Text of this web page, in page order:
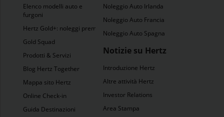
Elenco modelli auto e
furgoni
Hertz Gold+: noleggi premio
Gold Squad
Prodotti & Servizi
Blog Hertz Together
Mappa sito Hertz
Online Check-in
Guida Destinazioni
Noleggio Auto Irlanda
Noleggio Auto Francia
Noleggio Auto Spagna
Notizie su Hertz
Introduzione Hertz
Altre attività Hertz
Investor Relations
Area Stampa